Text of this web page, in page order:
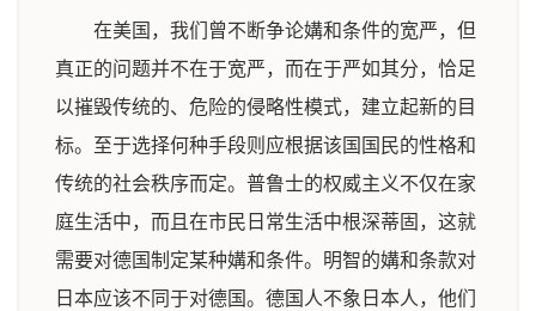
在美国，我们曾不断争论媾和条件的宽严，但
真正的问题并不在于宽严，而在于严如其分，恰足
以摧毁传统的、危险的侵略性模式，建立起新的目
标。至于选择何种手段则应根据该国国民的性格和
传统的社会秩序而定。普鲁士的权威主义不仅在家
庭生活中，而且在市民日常生活中根深蒂固，这就
需要对德国制定某种媾和条件。明智的媾和条款对
日本应该不同于对德国。德国人不象日本人，他们